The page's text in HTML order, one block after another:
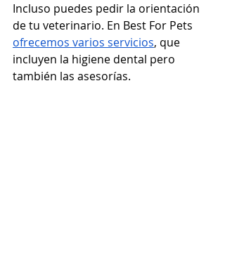
Incluso puedes pedir la orientación
de tu veterinario. En Best For Pets
ofrecemos varios servicios, que
incluyen la higiene dental pero
también las asesorías.